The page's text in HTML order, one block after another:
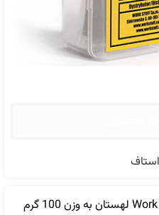
خمیر کلی متوسط از کمپانی Work Stuff لهستان به وزن 100 گرم